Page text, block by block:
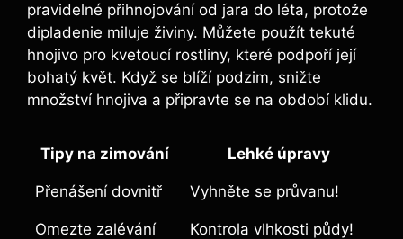
pravidelné přihnojování od jara do léta, protože
dipladenie miluje živiny. Můžete použít tekuté
hnojivo pro kvetoucí rostliny, které podpoří její
bohatý květ. Když se blíží podzim, snižte
množství hnojiva a připravte se na období klidu.
Tipy na zimování Lehké úpravy
Přenášení dovnitř Vyhněte se průvanu!
Omezte zalévání Kontrola vlhkosti půdy!